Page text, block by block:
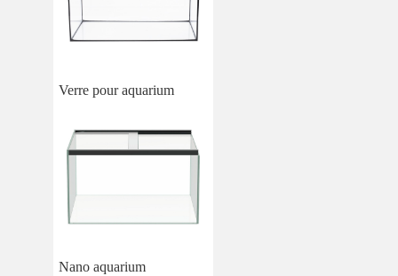
Verre pour aquarium
Nano aquarium